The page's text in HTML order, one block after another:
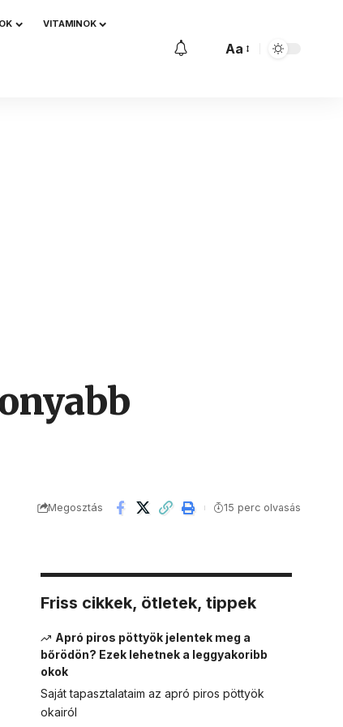
VITAMINOK
Aa
Megosztás 15 perc olvasás
Friss cikkek, ötletek, tippek
Apró piros pöttyök jelentek meg a
bőrödön? Ezek lehetnek a leggyakoribb
okok
Saját tapasztalataim az apró piros pöttyök
okairól